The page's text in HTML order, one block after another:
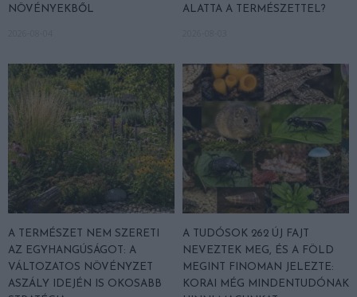
NÖVÉNYEKBŐL
ALATTA A TERMÉSZETTEL?
A TERMÉSZET NEM SZERETI
AZ EGYHANGÚSÁGOT: A
VÁLTOZATOS NÖVÉNYZET
ASZÁLY IDEJÉN IS OKOSABB
A TUDÓSOK 262 ÚJ FAJT
NEVEZTEK MEG, ÉS A FÖLD
MEGINT FINOMAN JELEZTE:
KORAI MÉG MINDENTUDÓNAK